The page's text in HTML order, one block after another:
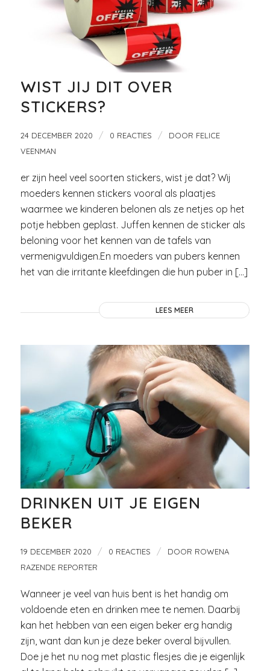
WIST JIJ DIT OVER
STICKERS?
24 DECEMBER 2020 / 0 REACTIES / DOOR FELICE
VEENMAN
er zijn heel veel soorten stickers, wist je dat? Wij
moeders kennen stickers vooral als plaatjes
waarmee we kinderen belonen als ze netjes op het
potje hebben geplast. Juffen kennen de sticker als
beloning voor het kennen van de tafels van
vermenigvuldigen.En moeders van pubers kennen
het van die irritante kleefdingen die hun puber in […]
LEES MEER
DRINKEN UIT JE EIGEN
BEKER
19 DECEMBER 2020 / 0 REACTIES / DOOR ROWENA
RAZENDE REPORTER
Wanneer je veel van huis bent is het handig om
voldoende eten en drinken mee te nemen. Daarbij
kan het hebben van een eigen beker erg handig
zijn, want dan kun je deze beker overal bijvullen.
Doe je het nu nog met plastic flesjes die je eigenlijk